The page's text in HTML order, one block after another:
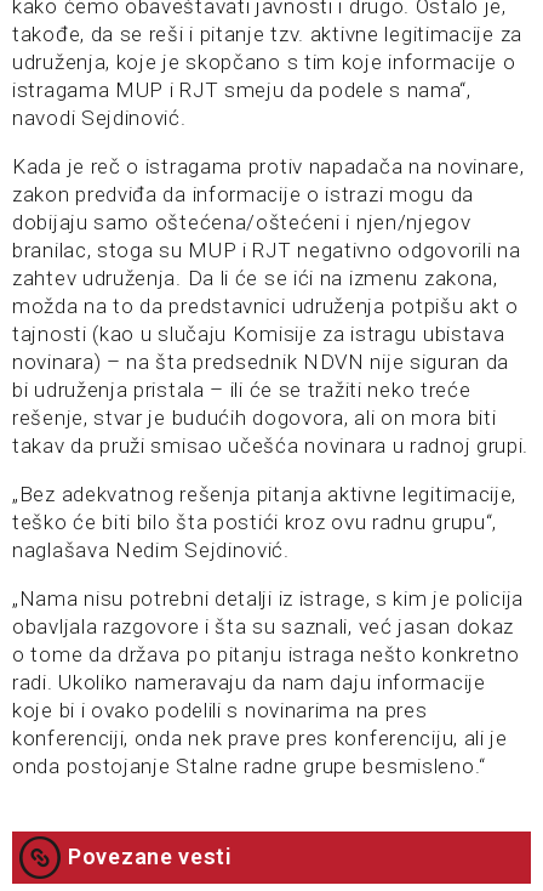
kako ćemo obaveštavati javnosti i drugo. Ostalo je,
takođe, da se reši i pitanje tzv. aktivne legitimacije za
udruženja, koje je skopčano s tim koje informacije o
istragama MUP i RJT smeju da podele s nama“,
navodi Sejdinović.
Kada je reč o istragama protiv napadača na novinare,
zakon predviđa da informacije o istrazi mogu da
dobijaju samo oštećena/oštećeni i njen/njegov
branilac, stoga su MUP i RJT negativno odgovorili na
zahtev udruženja. Da li će se ići na izmenu zakona,
možda na to da predstavnici udruženja potpišu akt o
tajnosti (kao u slučaju Komisije za istragu ubistava
novinara) – na šta predsednik NDVN nije siguran da
bi udruženja pristala – ili će se tražiti neko treće
rešenje, stvar je budućih dogovora, ali on mora biti
takav da pruži smisao učešća novinara u radnoj grupi.
„Bez adekvatnog rešenja pitanja aktivne legitimacije,
teško će biti bilo šta postići kroz ovu radnu grupu“,
naglašava Nedim Sejdinović.
„Nama nisu potrebni detalji iz istrage, s kim je policija
obavljala razgovore i šta su saznali, već jasan dokaz
o tome da država po pitanju istraga nešto konkretno
radi. Ukoliko nameravaju da nam daju informacije
koje bi i ovako podelili s novinarima na pres
konferenciji, onda nek prave pres konferenciju, ali je
onda postojanje Stalne radne grupe besmisleno.“
Povezane vesti